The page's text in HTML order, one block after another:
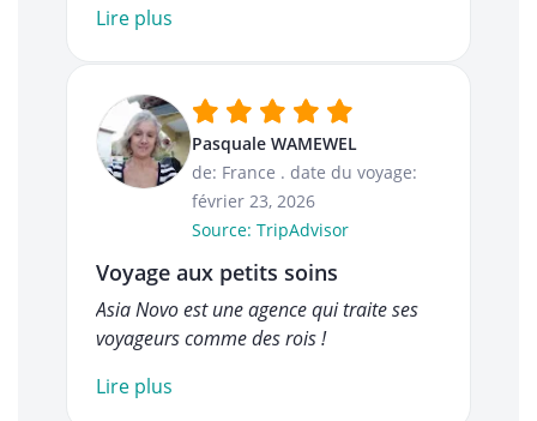
Lire plus
Pasquale WAMEWEL
de: France . date du voyage:
février 23, 2026
Source: TripAdvisor
Voyage aux petits soins
Asia Novo est une agence qui traite ses
voyageurs comme des rois !
Lire plus